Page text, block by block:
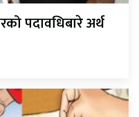
पदावधिबारे अर्थ